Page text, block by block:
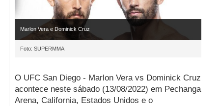
Marlon Vera e Dominick Cruz
Foto: SUPERMMA
O UFC San Diego - Marlon Vera vs Dominick Cruz
acontece neste sábado (13/08/2022) em Pechanga
Arena, California, Estados Unidos e o